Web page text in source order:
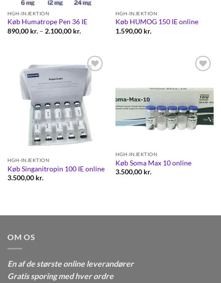
HGH-INJEKTION
Køb Humatrope Pen 36 IE
890,00 kr. – 2.100,00 kr. Prisinterval:
HGH-INJEKTION
Køb HUMOG 150 IE online
1.590,00 kr.
Add to
wishlist
HGH-INJEKTION
Køb Singanitropin 100 IE online
3.500,00 kr.
HGH-INJEKTION
Køb Soma Max 10 online
3.500,00 kr.
OM OS
En af de største online leverandører
Gratis sporing med hver ordre